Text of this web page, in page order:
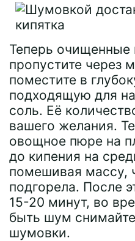
Теперь очищенные
пропустите через
поместите в
подходящую для
соль. Её
вашего желания.
овощное пюре на
до кипения на
помешивая массу,
подгорела. После
15-20 минут, во
быть шум
шумовки.